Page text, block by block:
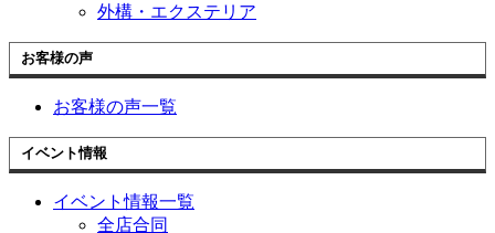
外構・エクステリア
お客様の声
お客様の声一覧
イベント情報
イベント情報一覧
全店合同